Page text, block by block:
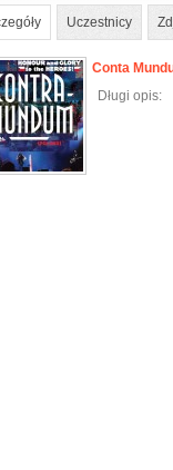
Uczestnicy
Conta
Długi opis: